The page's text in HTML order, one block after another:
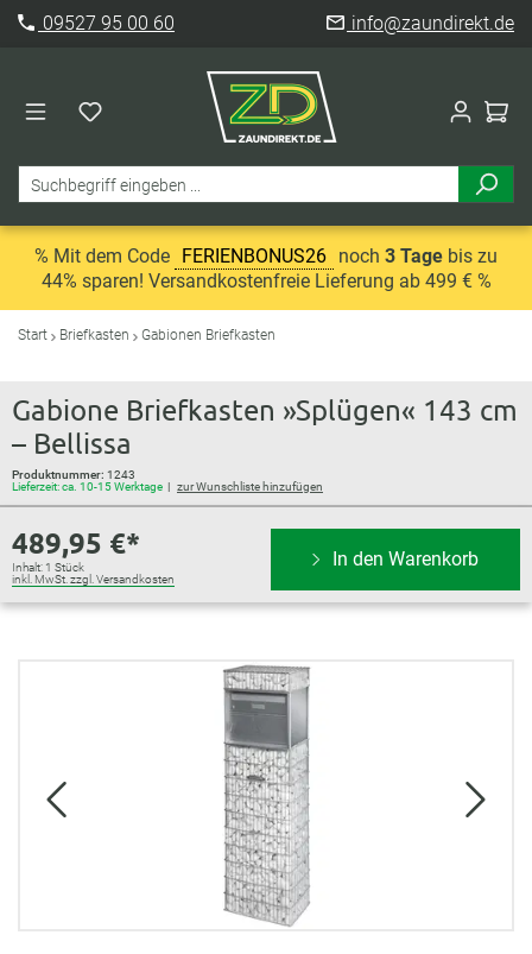
09527 95 00 60 info@zaundirekt.de
% Mit dem Code FERIENBONUS26 noch 3 Tage bis zu
44% sparen! Versandkostenfreie Lieferung ab 499 € %
Start Briefkasten Gabionen Briefkasten
Gabione Briefkasten »Splügen« 143 cm
– Bellissa
Produktnummer: 1243
Lieferzeit: ca. 10-15 Werktage
zur Wunschliste hinzufügen
489,95 €*
Inhalt: 1 Stück
inkl. MwSt. zzgl. Versandkosten
In den Warenkorb